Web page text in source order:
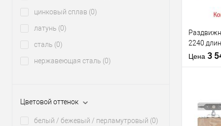
цинковый сплав (0)
латунь (0)
сталь (0)
нержавеющая сталь (0)
Цветовой оттенок
белый / бежевый / перламутровый (0)
раздвижной
системы
системи
2240
весом до
Цена 3
В